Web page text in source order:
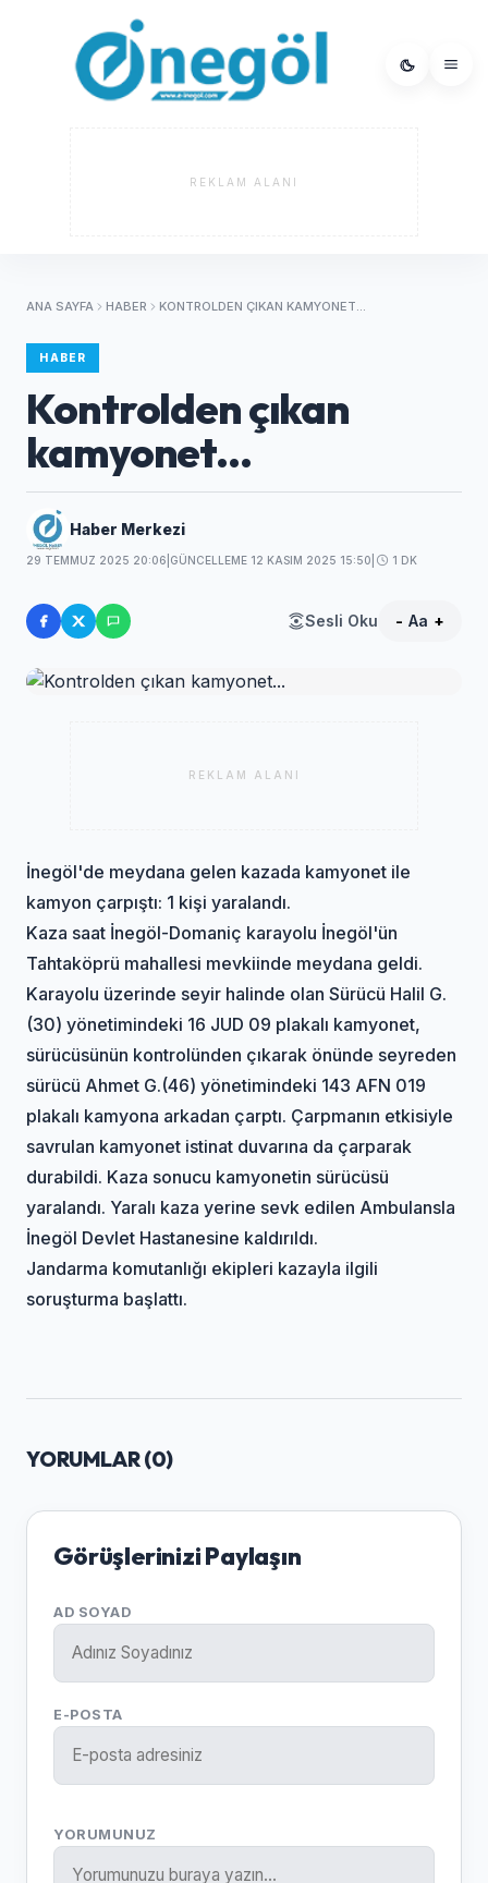
REKLAM ALANI
ANA SAYFA HABER KONTROLDEN ÇIKAN KAMYONET...
HABER
Kontrolden çıkan
kamyonet...
Haber Merkezi
29 TEMMUZ 2025 20:06 GÜNCELLEME 12 KASIM 2025 15:50 1 DK
Sesli Oku - Aa +
REKLAM ALANI
İnegöl'de meydana gelen kazada kamyonet ile
kamyon çarpıştı: 1 kişi yaralandı.
Kaza saat İnegöl-Domaniç karayolu İnegöl'ün
Tahtaköprü mahallesi mevkiinde meydana geldi.
Karayolu üzerinde seyir halinde olan Sürücü Halil G.
(30) yönetimindeki 16 JUD 09 plakalı kamyonet,
sürücüsünün kontrolünden çıkarak önünde seyreden
sürücü Ahmet G.(46) yönetimindeki 143 AFN 019
plakalı kamyona arkadan çarptı. Çarpmanın etkisiyle
savrulan kamyonet istinat duvarına da çarparak
durabildi. Kaza sonucu kamyonetin sürücüsü
yaralandı. Yaralı kaza yerine sevk edilen Ambulansla
İnegöl Devlet Hastanesine kaldırıldı.
Jandarma komutanlığı ekipleri kazayla ilgili
soruşturma başlattı.
YORUMLAR (0)
Görüşlerinizi Paylaşın
AD SOYAD
E-POSTA
YORUMUNUZ